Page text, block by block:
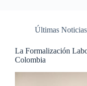
Últimas Noticias
La Formalización
Colombia